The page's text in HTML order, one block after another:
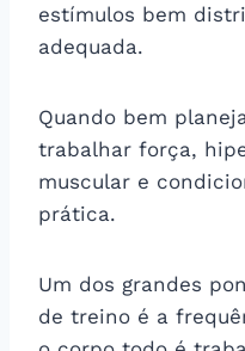
estímulos bem
adequada.
Quando bem
trabalhar força,
muscular e
prática.
Um dos grandes
de treino é a